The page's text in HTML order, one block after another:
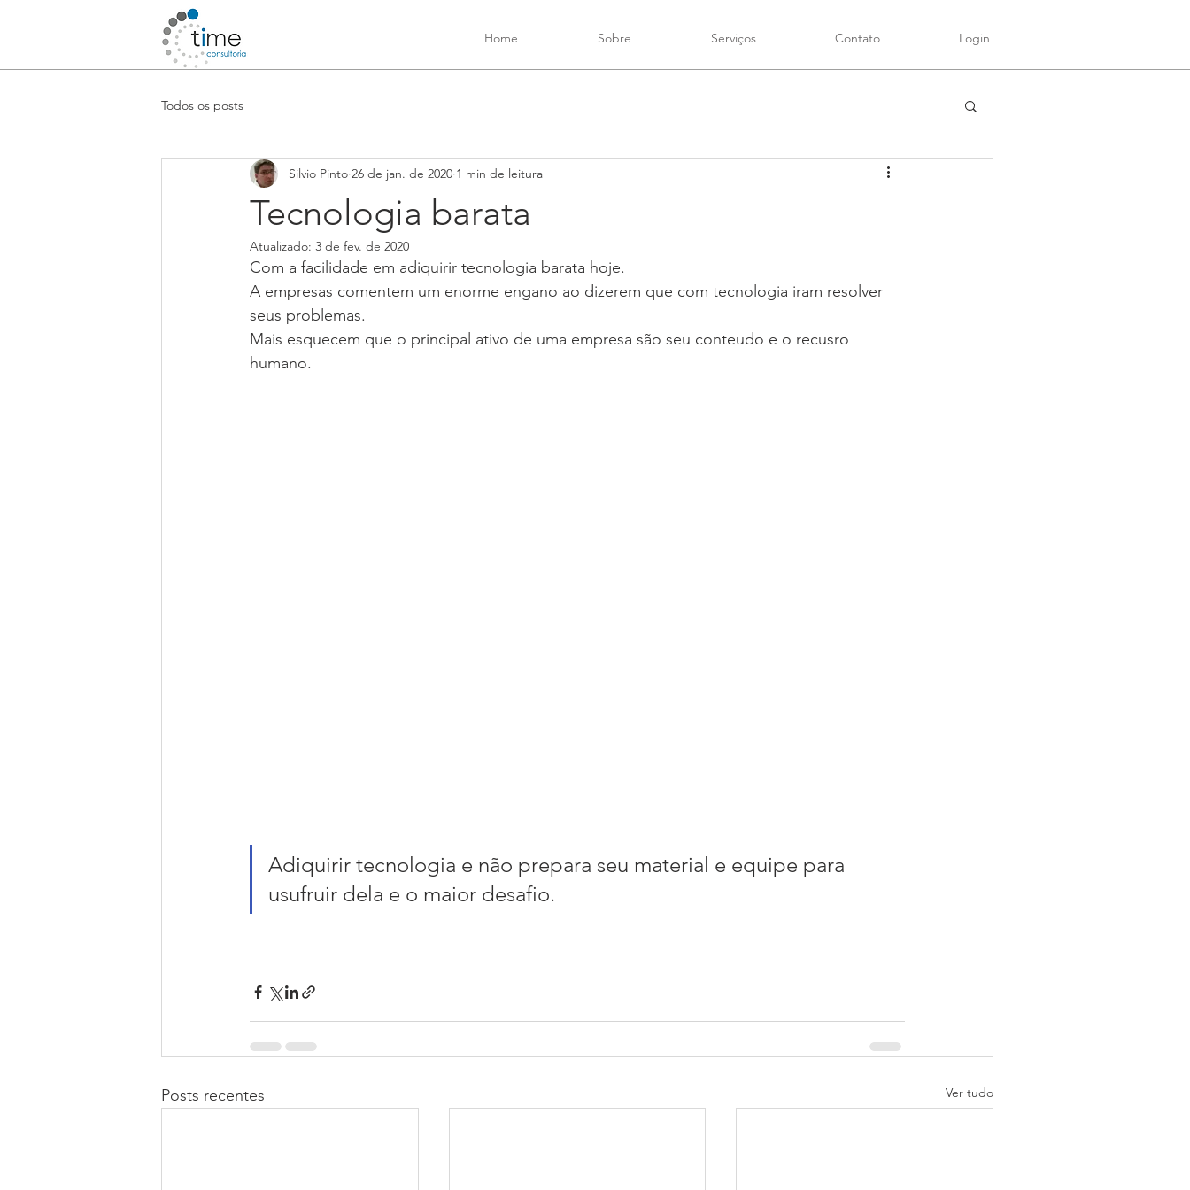
Home Sobre Serviços Contato Login
Todos os posts
Tecnologia barata
Silvio Pinto 26 de jan. de 2020 1 min de leitura
Atualizado: 3 de fev. de 2020
Com a facilidade em adiquirir tecnologia barata hoje.
A empresas comentem um enorme engano ao dizerem que com tecnologia iram resolver
seus problemas.
Mais esquecem que o principal ativo de uma empresa são seu conteudo e o recusro
humano.
Adiquirir tecnologia e não prepara seu material e equipe para
usufruir dela e o maior desafio.
Posts recentes Ver tudo